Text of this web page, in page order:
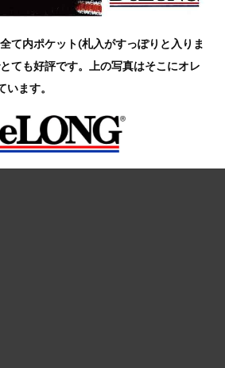
て内ポケット(札入がすっぽりと入りま
ても好評です。上の写真はそこにオレ
ます。